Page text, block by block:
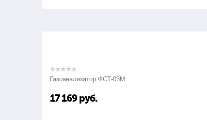
Газоанализатор ФСТ-03М
17 169 руб.